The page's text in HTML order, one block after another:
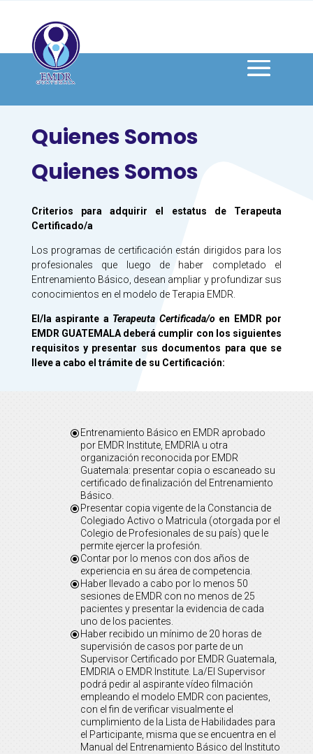
Quienes Somos
Quienes Somos
Criterios para adquirir el estatus de Terapeuta
Certificado/a
Los programas de certificación están dirigidos para los
profesionales que luego de haber completado el
Entrenamiento Básico, desean ampliar y profundizar sus
conocimientos en el modelo de Terapia EMDR.
El/la aspirante a Terapeuta Certificada/o en EMDR por
EMDR GUATEMALA deberá cumplir con los siguientes
requisitos y presentar sus documentos para que se
lleve a cabo el trámite de su Certificación:
\Entrenamiento Básico en EMDR aprobado
por EMDR Institute, EMDRIA u otra
organización reconocida por EMDR
Guatemala: presentar copia o escaneado su
certificado de finalización del Entrenamiento
Básico.
\Presentar copia vigente de la Constancia de
Colegiado Activo o Matricula (otorgada por el
Colegio de Profesionales de su país) que le
permite ejercer la profesión.
\Contar por lo menos con dos años de
experiencia en su área de competencia.
\Haber llevado a cabo por lo menos 50
sesiones de EMDR con no menos de 25
pacientes y presentar la evidencia de cada
uno de los pacientes.
\Haber recibido un mínimo de 20 horas de
supervisión de casos por parte de un
Supervisor Certificado por EMDR Guatemala,
EMDRIA o EMDR Institute. La/El Supervisor
podrá pedir al aspirante vídeo filmación
empleando el modelo EMDR con pacientes,
con el fin de verificar visualmente el
cumplimiento de la Lista de Habilidades para
el Participante, misma que se encuentra en el
Manual del Entrenamiento Básico del Instituto